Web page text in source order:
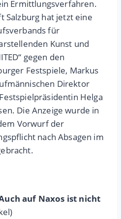
Ermittlungsverfahren.
Salzburg hat jetzt eine
für
Kunst und
gegen den
Festspiele, Markus
Direktor
Helga
Die Anzeige wurde in
Vorwurf der
nach Absagen im
auf Naxos ist nicht